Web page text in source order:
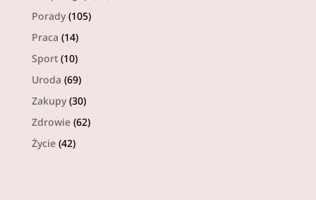
Porady(105)
Praca (14)
Sport(10)
Uroda (69)
Zakupy(30)
Zdrowie(62)
Życie(42)